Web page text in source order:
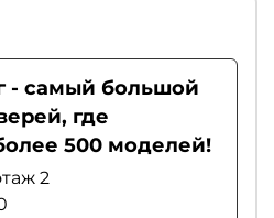
- самый большой
где
500 моделей!
2